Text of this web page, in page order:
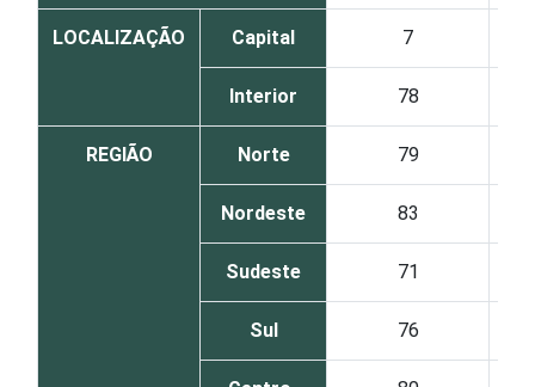
LOCALIZAÇÃO Capital 7
Interior 78
REGIÃO Norte 79
Nordeste 83
Sudeste 71
Sul 76